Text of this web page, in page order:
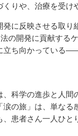
りや、治療を受
に反映させる取
の開発に貢献する
立ち向かっている
科学の進歩と人
の旅」は、単な
患者さん一人ひ